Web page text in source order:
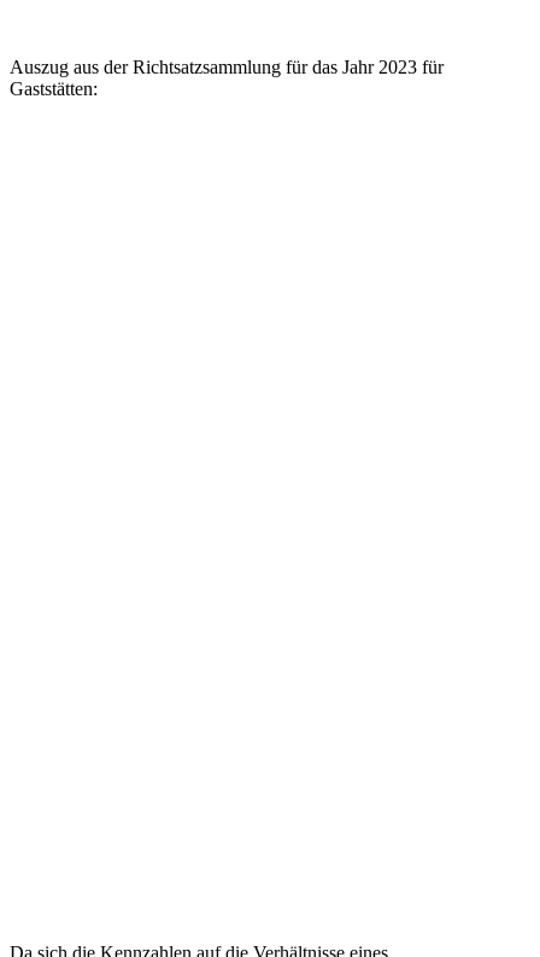
Auszug aus der Richtsatzsammlung für das Jahr 2023 für
Gaststätten: